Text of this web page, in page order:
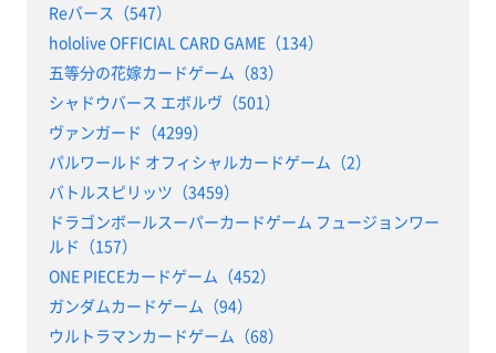
Reバース（547）
hololive OFFICIAL CARD GAME（134）
五等分の花嫁カードゲーム（83）
シャドウバース エボルヴ（501）
ヴァンガード（4299）
パルワールド オフィシャルカードゲーム（2）
バトルスピリッツ（3459）
ドラゴンボールスーパーカードゲーム フュージョンワー
ルド（157）
ONE PIECEカードゲーム（452）
ガンダムカードゲーム（94）
ウルトラマンカードゲーム（68）